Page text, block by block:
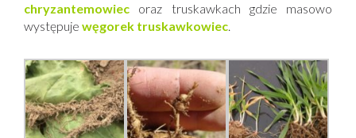
chryzantemowiec oraz truskawkach gdzie masowo
występuje węgorek truskawkowiec.